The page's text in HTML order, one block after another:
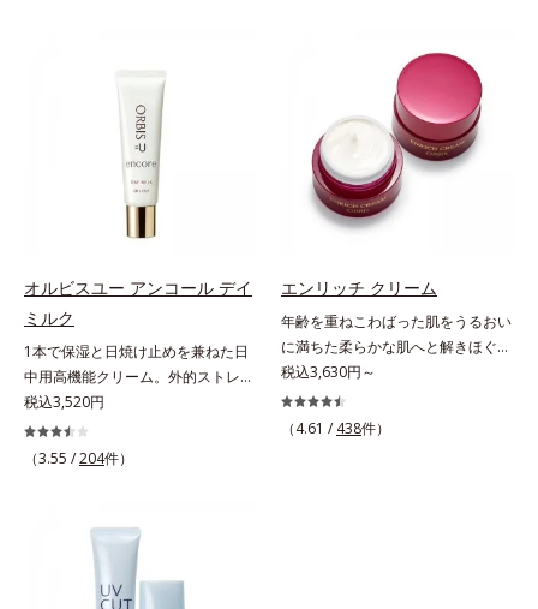
感を。効果的なシナジー設計で、あ
なたのエイジングケアを応援しま
す。*1 メラニンの生成を抑え、シ
ミ・ソバカスを防ぐ（ウォッシュを
除く）*2 オルビス内スキンケアシ
リーズの保湿力*3 年齢に応じたお
手入れのこと*4 うるおいによる
乾燥による*7 保湿成分*8 ロニ
セラカエルレア果汁、ノバラエキス
配合＝うるおいを与えハリと透明感
に満ちた肌へ導く保湿成分*9 メマ
ツヨイグサ抽出液、スイカズラエキ
ス配合＝角層のすみずみまで水分・
油分を保ち、ハリ・ツヤを与える保
湿成分*10 気持ちのこと
す。*1 メラニンの生成を抑え、シ
ミ・ソバカスを防ぐ*2 肌にハリを
与え若々しい印象*3 首のうるおい
ケアとして*4 ナイアシンアミド
上げを図ります。さらに、シミと年
齢の関係に着目。点在するシミだけ
でなく、メラニンが蓄積しがちな年
齢肌の“メラニンメタボ(*2)”にアプ
ローチして、澄みわたる美肌を目指
します。*1 年齢を重ねた肌*2 メラ
ニンが過剰に生成する状態*3 メラ
を防ぐ*4 コラーゲン・トリペプチ
スエキスとHSP（ヒートショックプ
ロテイン）(*4)の合わせ技で、目
元、フェイスラインなど、年齢を重
ねるにつれハリ不足、うるおい低下
を感じやすい部位に働きかけ、ハリ
感のある肌へ導きます。さらに、水
でも油でもない第3の成分、even
wateroil（イーブンワテロイル）を
実現できなかった、“濃密なうるお
つの感触の両立に成功。ごわつく年
齢肌を柔肌に整え、未体験の肌感触
を叶えます。*1 保湿*2 年齢に応じ
たお手入れ *3 D.N.A.＝Daily New
Approach*4 HSP含有酵母エキス＝
オルビスユー アンコール デイ
ミルク
1本で保湿と日焼け止めを兼ねた日
中用高機能クリーム。外的ストレス
(*5)から肌を徹底ガード。諦めかけ
ていたハリ不足、うるおい低下に先
端科学ケア(*1)でアプローチするエ
D.N.A.(*3) ヒビスエキスとHSP（ヒ
ートショックプロテイン）(*4)の合
わせ技で、目元、フェイスラインな
ど、年齢を重ねるにつれハリ不足、
税込3,520円
（3.55 /204件）
エンリッチ クリーム
年齢を重ねこわばった肌をうるおい
に満ちた柔らかな肌へと解きほぐ
す。セラミド配合保湿クリーム。う
るおい続く柔らかな肌へ整える、エ
イジングケア(*1)保湿クリームで
税込3,630円～
（4.61 / 438件）